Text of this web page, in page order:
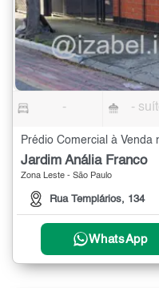
- -
Prédio Comercial à Venda
Jardim Anália Franco
Zona Leste - São Paulo
Rua Templários, 134
WhatsApp